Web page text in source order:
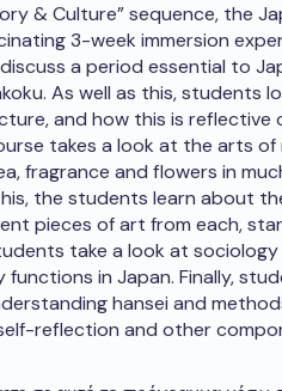
& Culture” sequence, the
3-week immersion
a period essential to
As well as this, students
and how this is
takes a look at the arts of
fragrance and flowers in
the students learn about
pieces of art from each,
take a look at
in Japan. Finally,
hansei and
reflection and other